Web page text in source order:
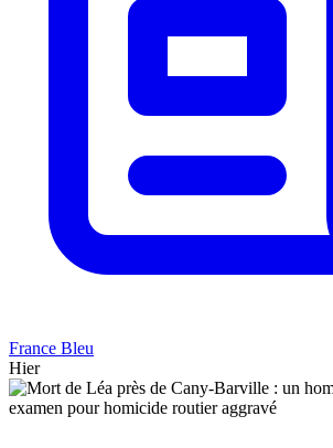
France Bleu
Hier